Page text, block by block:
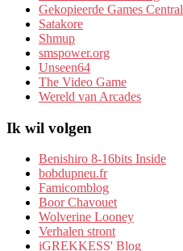
Gekopieerde Games Central
Satakore
Shmup
smspower.org
Unseen64
The Video Game
Wereld van Arcades
Ik wil volgen
Benishiro 8-16bits Inside
bobdupneu.fr
Famicomblog
Boor Chavouet
Wolverine Looney
Verhalen stront
iGREKKESS' Blog